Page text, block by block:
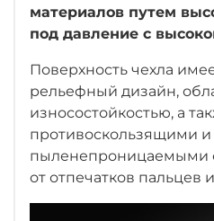
материалов путем
под давление с
Поверхность чехла
рельефный дизайн,
износостойкостью, а
противоскользящими и
пыленепроницаемыми
от отпечатков пальцев